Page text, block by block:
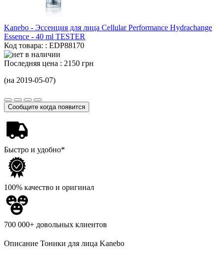
Kanebo - Эссенция для лица Cellular Performance Hydrachange
Essence - 40 ml TESTER
Код товара: : EDP88170
Последняя цена : 2150 грн
(на 2019-05-07)
Сообщите когда появится
Быстро и удобно*
100% качество и оригинал
700 000+ довольных клиентов
Описание Тоники для лица Kanebo